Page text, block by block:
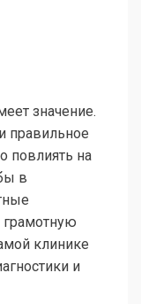
значение.
правильное
повлиять на
в
грамотную
клинике
и